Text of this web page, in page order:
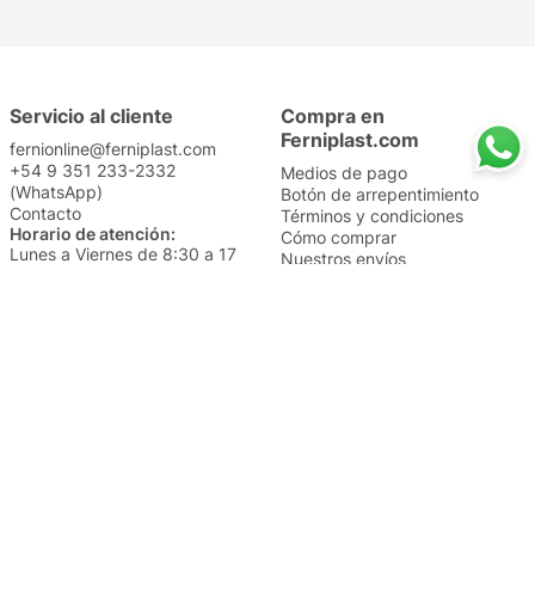
Servicio al cliente
fernionline@ferniplast.com
+54 9 351 233-2332
(WhatsApp)
Contacto
Horario de atención:
Lunes a Viernes de 8:30 a 17
Compra en
Ferniplast.com
Medios de pago
Botón de arrepentimiento
Términos y condiciones
Cómo comprar
Nuestros envíos